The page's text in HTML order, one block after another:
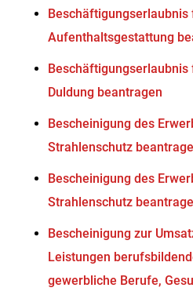
Aufenthaltsgestattung
Duldung beantragen
Bescheinigung des
Strahlenschutz
Bescheinigung des
Strahlenschutz
Bescheinigung zur
Leistungen
gewerbliche Berufe,